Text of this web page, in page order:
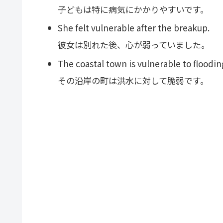
子どもは特に病気にかかりやすいです。
She felt vulnerable after the breakup.
彼女は別れた後、心が弱っていました。
The coastal town is vulnerable to
その沿岸の町は洪水に対して脆弱です。